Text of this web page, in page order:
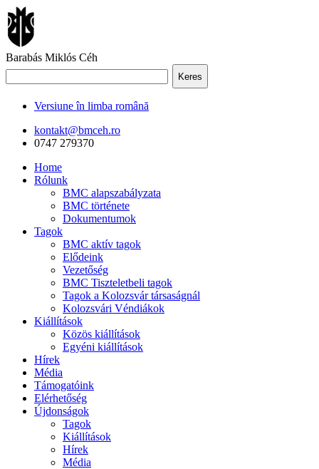
Barabás Miklós Céh
Keres
Versiune în limba română
kontakt@bmceh.ro
0747 279370
Home
Rólunk
BMC alapszabályzata
BMC története
Dokumentumok
Tagok
BMC aktív tagok
Elődeink
Vezetőség
BMC Tiszteletbeli tagok
Tagok a Kolozsvár társaságnál
Kolozsvári Véndiákok
Kiállítások
Közös kiállítások
Egyéni kiállítások
Hírek
Média
Támogatóink
Elérhetőség
Újdonságok
Tagok
Kiállítások
Hírek
Média